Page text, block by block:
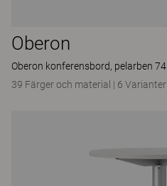
Oberon
Oberon konferensbord, pelarben 74
39 Färger och material | 6 Varianter